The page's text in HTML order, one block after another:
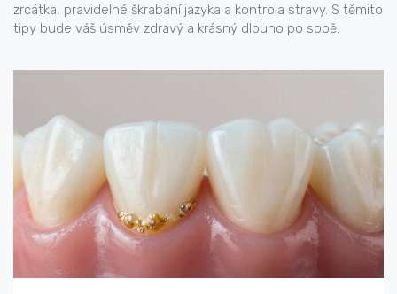
zrcátka, pravidelné škrabání jazyka a kontrola stravy. S těmito
tipy bude váš úsměv zdravý a krásný dlouho po sobě.